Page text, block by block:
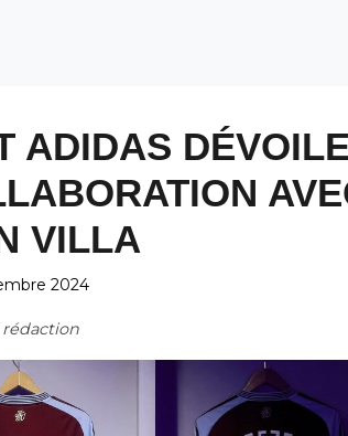
ADIDAS
VILLA
2024
rédaction